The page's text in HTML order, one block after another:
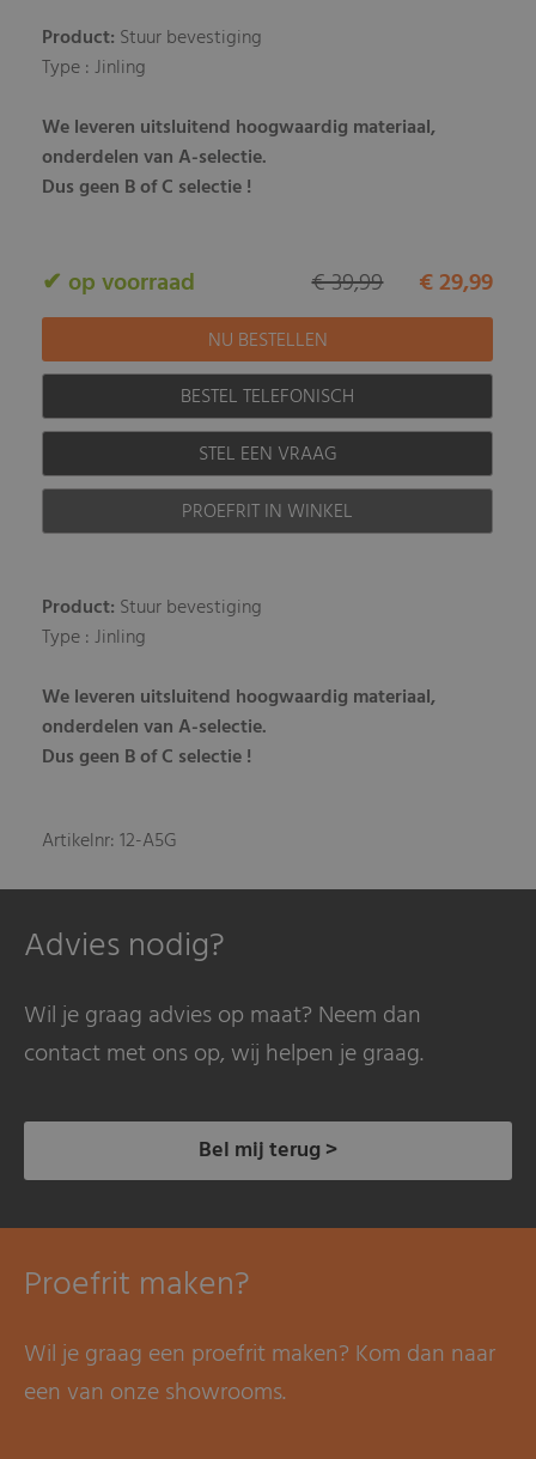
Product: Stuur bevestiging
Type : Jinling
We leveren uitsluitend hoogwaardig materiaal,
onderdelen van A-selectie.
Dus geen B of C selectie !
✔ op voorraad € 29,99
€ 39,99
BESTEL TELEFONISCH
STEL EEN VRAAG
PROEFRIT IN WINKEL
Product: Stuur bevestiging
Type : Jinling
We leveren uitsluitend hoogwaardig materiaal,
onderdelen van A-selectie.
Dus geen B of C selectie !
Artikelnr: 12-A5G
Advies nodig?
Wil je graag advies op maat? Neem dan
contact met ons op, wij helpen je graag.
Bel mij terug >
Proefrit maken?
Wil je graag een proefrit maken? Kom dan naar
een van onze showrooms.